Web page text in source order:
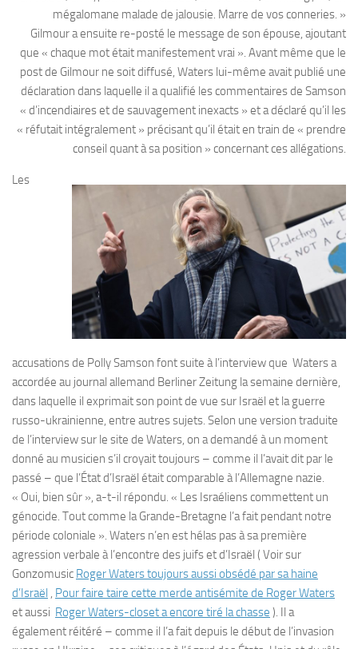
mégalomane malade de jalousie. Marre de vos conneries. »
Gilmour a ensuite re-posté le message de son épouse, ajoutant
que « chaque mot était manifestement vrai ». Avant même que le
post de Gilmour ne soit diffusé, Waters lui-même avait publié une
déclaration dans laquelle il a qualifié les commentaires de Samson
« d’incendiaires et de sauvagement inexacts » et a déclaré qu’il les
« réfutait intégralement » précisant qu’il était en train de « prendre
conseil quant à sa position » concernant ces allégations.
Les
accusations de Polly Samson font suite à l’interview que Waters a
accordée au journal allemand Berliner Zeitung la semaine dernière,
dans laquelle il exprimait son point de vue sur Israël et la guerre
russo-ukrainienne, entre autres sujets. Selon une version traduite
de l’interview sur le site de Waters, on a demandé à un moment
donné au musicien s’il croyait toujours – comme il l’avait dit par le
passé – que l’État d’Israël était comparable à l’Allemagne nazie.
« Oui, bien sûr », a-t-il répondu. « Les Israéliens commettent un
génocide. Tout comme la Grande-Bretagne l’a fait pendant notre
période coloniale ». Waters n’en est hélas pas à sa première
agression verbale à l’encontre des juifs et d’Israël ( Voir sur
Gonzomusic Roger Waters toujours aussi obsédé par sa haine
d’Israël , Pour faire taire cette merde antisémite de Roger Waters
et aussi Roger Waters-closet a encore tiré la chasse ). Il a
également réitéré – comme il l’a fait depuis le début de l’invasion